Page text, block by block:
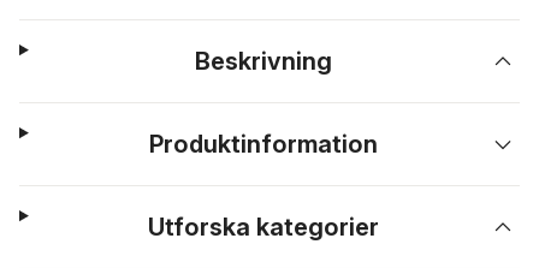
Beskrivning
Produktinformation
Utforska kategorier